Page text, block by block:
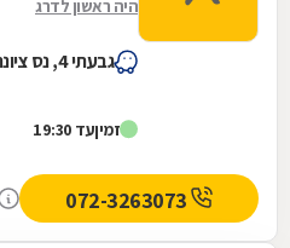
היה ראשון לדרג
גבעתי 4, נס ציונה
זמיןעד 19:30